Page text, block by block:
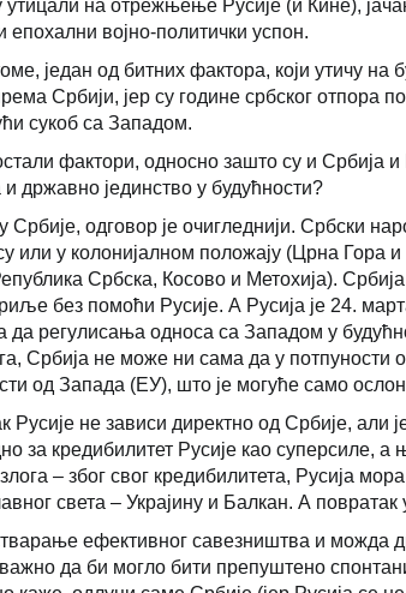
утицали на отрежњење Русије (и Кине),
епохални војно-политички успон.
један од битних фактора, који утичу на
Србији, јер су године србског отпора
сукоб са Западом.
фактори, односно зашто су и Србија
државно јединство у будућности?
Србије, одговор је очигледнији. Србски
или у колонијалном положају (Црна Гора
Србска, Косово и Метохија).
без помоћи Русије. А Русија је 24.
да регулисања односа са Западом у
Србија не може ни сама да у потпуности
од Запада (ЕУ), што је могуће само
Русије не зависи директно од Србије, али
за кредибилитет Русије као суперсиле, а
– због свог кредибилитета, Русија
света – Украјину и Балкан. А повратак
ефективног савезништва и можда
да би могло бити препуштено